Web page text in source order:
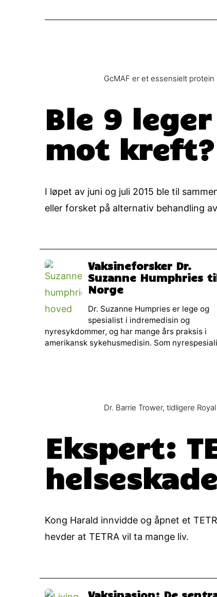
GcMAF er et essensielt
Ble 9
mot kreft?
I løpet av juni og juli 2015 ble til
eller forsket på alternativ behandling
Vaksineforsker Dr.
Suzanne Humphries
Norge
Dr. Suzanne Humpries er lege og
spesialist i indremedisin og
nyresykdommer, og har mange års praksis i
amerikansk sykehusmedisin. Som
Dr. Barrie Trower, tidligere
Ekspert:
Kong Harald innvidde og åpnet et
hevder at TETRA vil ta mange liv.